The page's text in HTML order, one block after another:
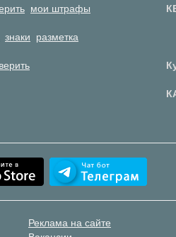
мои штрафы
знаки разметка
Реклама на сайте